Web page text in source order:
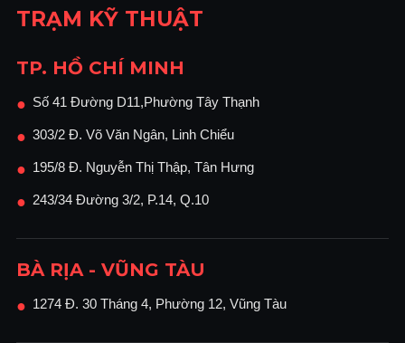
TRẠM KỸ THUẬT
TP. HỒ CHÍ MINH
● Số 41 Đường D11,Phường Tây Thạnh
● 303/2 Đ. Võ Văn Ngân, Linh Chiểu
● 195/8 Đ. Nguyễn Thị Thập, Tân Hưng
● 243/34 Đường 3/2, P.14, Q.10
BÀ RỊA - VŨNG TÀU
● 1274 Đ. 30 Tháng 4, Phường 12, Vũng Tàu